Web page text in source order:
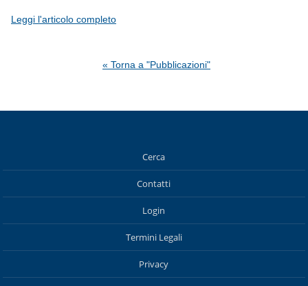
Leggi l'articolo completo
« Torna a "Pubblicazioni"
Cerca
Contatti
Login
Termini Legali
Privacy